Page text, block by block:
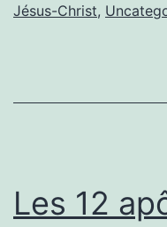
Jésus-Christ,
Les 12